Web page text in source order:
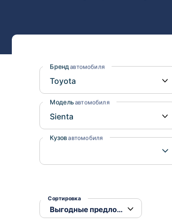
Nissan
Suzuki
Subaru
Бренд автомобиля
Модельавтомобиля
Кузовавтомобиля
Сортировка